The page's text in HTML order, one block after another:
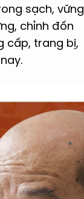
sạch, vững
chỉnh đốn
cấp, trang bị,